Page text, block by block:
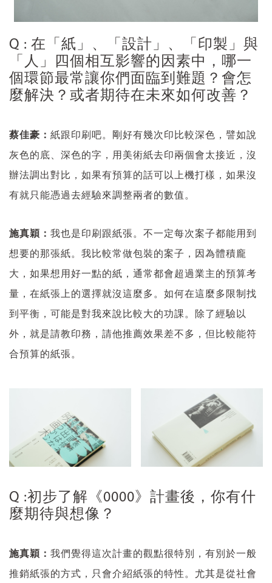
Q : 在「紙」、「設計」、「印製」與
「人」四個相互影響的因素中，哪一
個環節最常讓你們面臨到難題？會怎
麼解決？或者期待在未來如何改善？
蔡佳豪： 紙跟印刷吧。剛好有幾次印比較深色，譬如說
灰色的底、深色的字，用美術紙去印兩個會太接近，沒
辦法調出對比，如果有預算的話可以上機打樣，如果沒
有就只能憑過去經驗來調整兩者的數值。
施真穎： 我也是印刷跟紙張。不一定每次案子都能用到
想要的那張紙。我比較常做包裝的案子，因為體積龐
大，如果想用好一點的紙，通常都會超過業主的預算考
量，在紙張上的選擇就沒這麼多。如何在這麼多限制找
到平衡，可能是對我來說比較大的功課。除了經驗以
外，就是請教印務，請他推薦效果差不多，但比較能符
合預算的紙張。
Q :初步了解《0000》計畫後，你有什
麼期待與想像？
施真穎： 我們覺得這次計畫的觀點很特別，有別於一般
推銷紙張的方式，只會介紹紙張的特性。尤其是從社會